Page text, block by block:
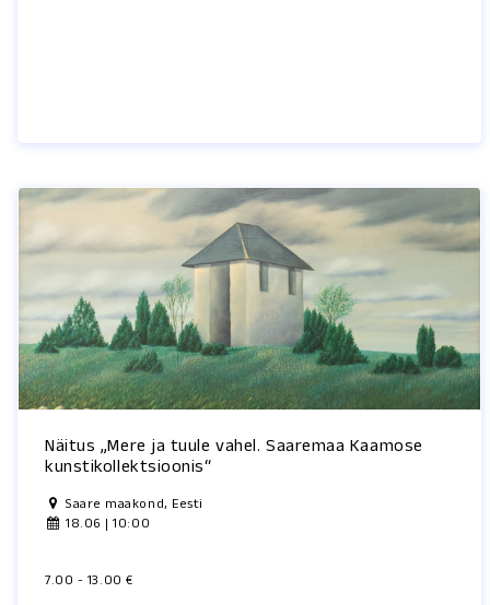
Näitus „Mere ja tuule vahel. Saaremaa Kaamose
kunstikollektsioonis“
Saare maakond, Eesti
18.06 | 10:00
7.00 - 13.00 €